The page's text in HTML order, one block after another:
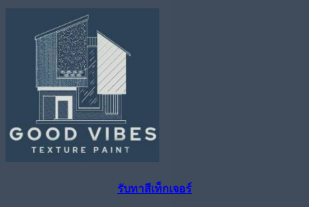
รับทาสีเท็กเจอร์